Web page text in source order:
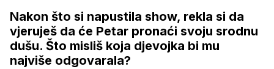
Nakon što si napustila show, rekla si da
vjeruješ da će Petar pronaći svoju srodnu
dušu. Što misliš koja djevojka bi mu
najviše odgovarala?